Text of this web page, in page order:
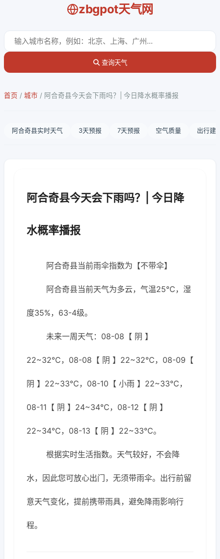
zbgpot天气网
查询天气
首页 / 城市 / 阿合奇县今天会下雨吗？| 今日降水概率播报
阿合奇县实时天气 3天预报 7天预报 空气质量 出行建
阿合奇县今天会下雨吗？| 今日降
水概率播报
阿合奇县当前雨伞指数为【不带伞】
阿合奇县当前天气为多云，气温25℃，湿
度35%，63-4级。
未来一周天气：08-08【 阴 】
22~32℃，08-08【 阴 】22~32℃，08-09【
阴 】22~33℃，08-10【 小雨 】22~33℃，
08-11【 阴 】24~34℃，08-12【 阴 】
22~34℃，08-13【 阴 】22~33℃。
根据实时生活指数。天气较好，不会降
水，因此您可放心出门，无须带雨伞。出行前留
意天气变化，提前携带雨具，避免降雨影响行
程。